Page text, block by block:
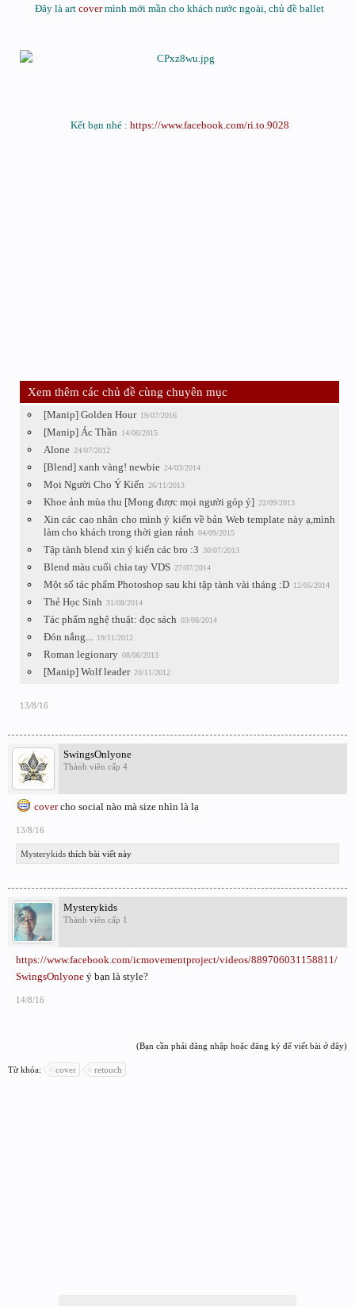
Đây là art covermình mới mần cho khách nước ngoài, chủ đề ballet
Kết bạn nhé : https://www.facebook.com/ri.to.9028
Xem thêm các chủ đề cùng chuyên mục
[Manip] Golden Hour 19/07/2016
[Manip] Ác Thần 14/06/2015
Alone 24/07/2012
[Blend] xanh vàng! newbie 24/03/2014
Mọi Người Cho Ý Kiến 26/11/2013
Khoe ảnh mùa thu [Mong được mọi người góp ý] 22/09/2013
Xin các cao nhân cho mình ý kiến về bản Web template này ạ,mình
làm cho khách trong thời gian rảnh 04/09/2015
Tập tành blend xin ý kiến các bro :3 30/07/2013
Blend màu cuối chia tay VDS 27/07/2014
Một số tác phẩm Photoshop sau khi tập tành vài tháng :D 12/05/2014
Thẻ Học Sinh 31/08/2014
Tác phẩm nghệ thuật: đọc sách 03/08/2014
Đón nắng... 19/11/2012
Roman legionary 08/06/2013
[Manip] Wolf leader 20/11/2012
13/8/16
SwingsOnlyone
Thành viên cấp 4
covercho social nào mà size nhìn là lạ
13/8/16
Mysterykids thích bài viết này
Mysterykids
Thành viên cấp 1
https://www.facebook.com/icmovementproject/videos/889706031158811/
SwingsOnlyone ý bạn là style?
14/8/16
(Bạn cần phải đăng nhập hoặc đăng ký để viết bài ở đây)
Từ khóa: cover retouch